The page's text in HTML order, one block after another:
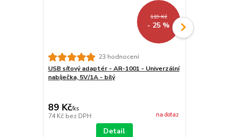
119 Kč
- 25 %
23 hodnocení
USB síťový adaptér - AR-1001 - Univerzální
nabíječka, 5V/1A - bílý
89 Kč/ks
74 Kč bez DPH na dotaz
Detail